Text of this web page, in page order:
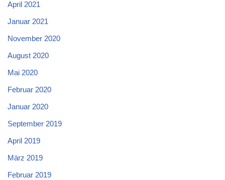
April 2021
Januar 2021
November 2020
August 2020
Mai 2020
Februar 2020
Januar 2020
September 2019
April 2019
März 2019
Februar 2019